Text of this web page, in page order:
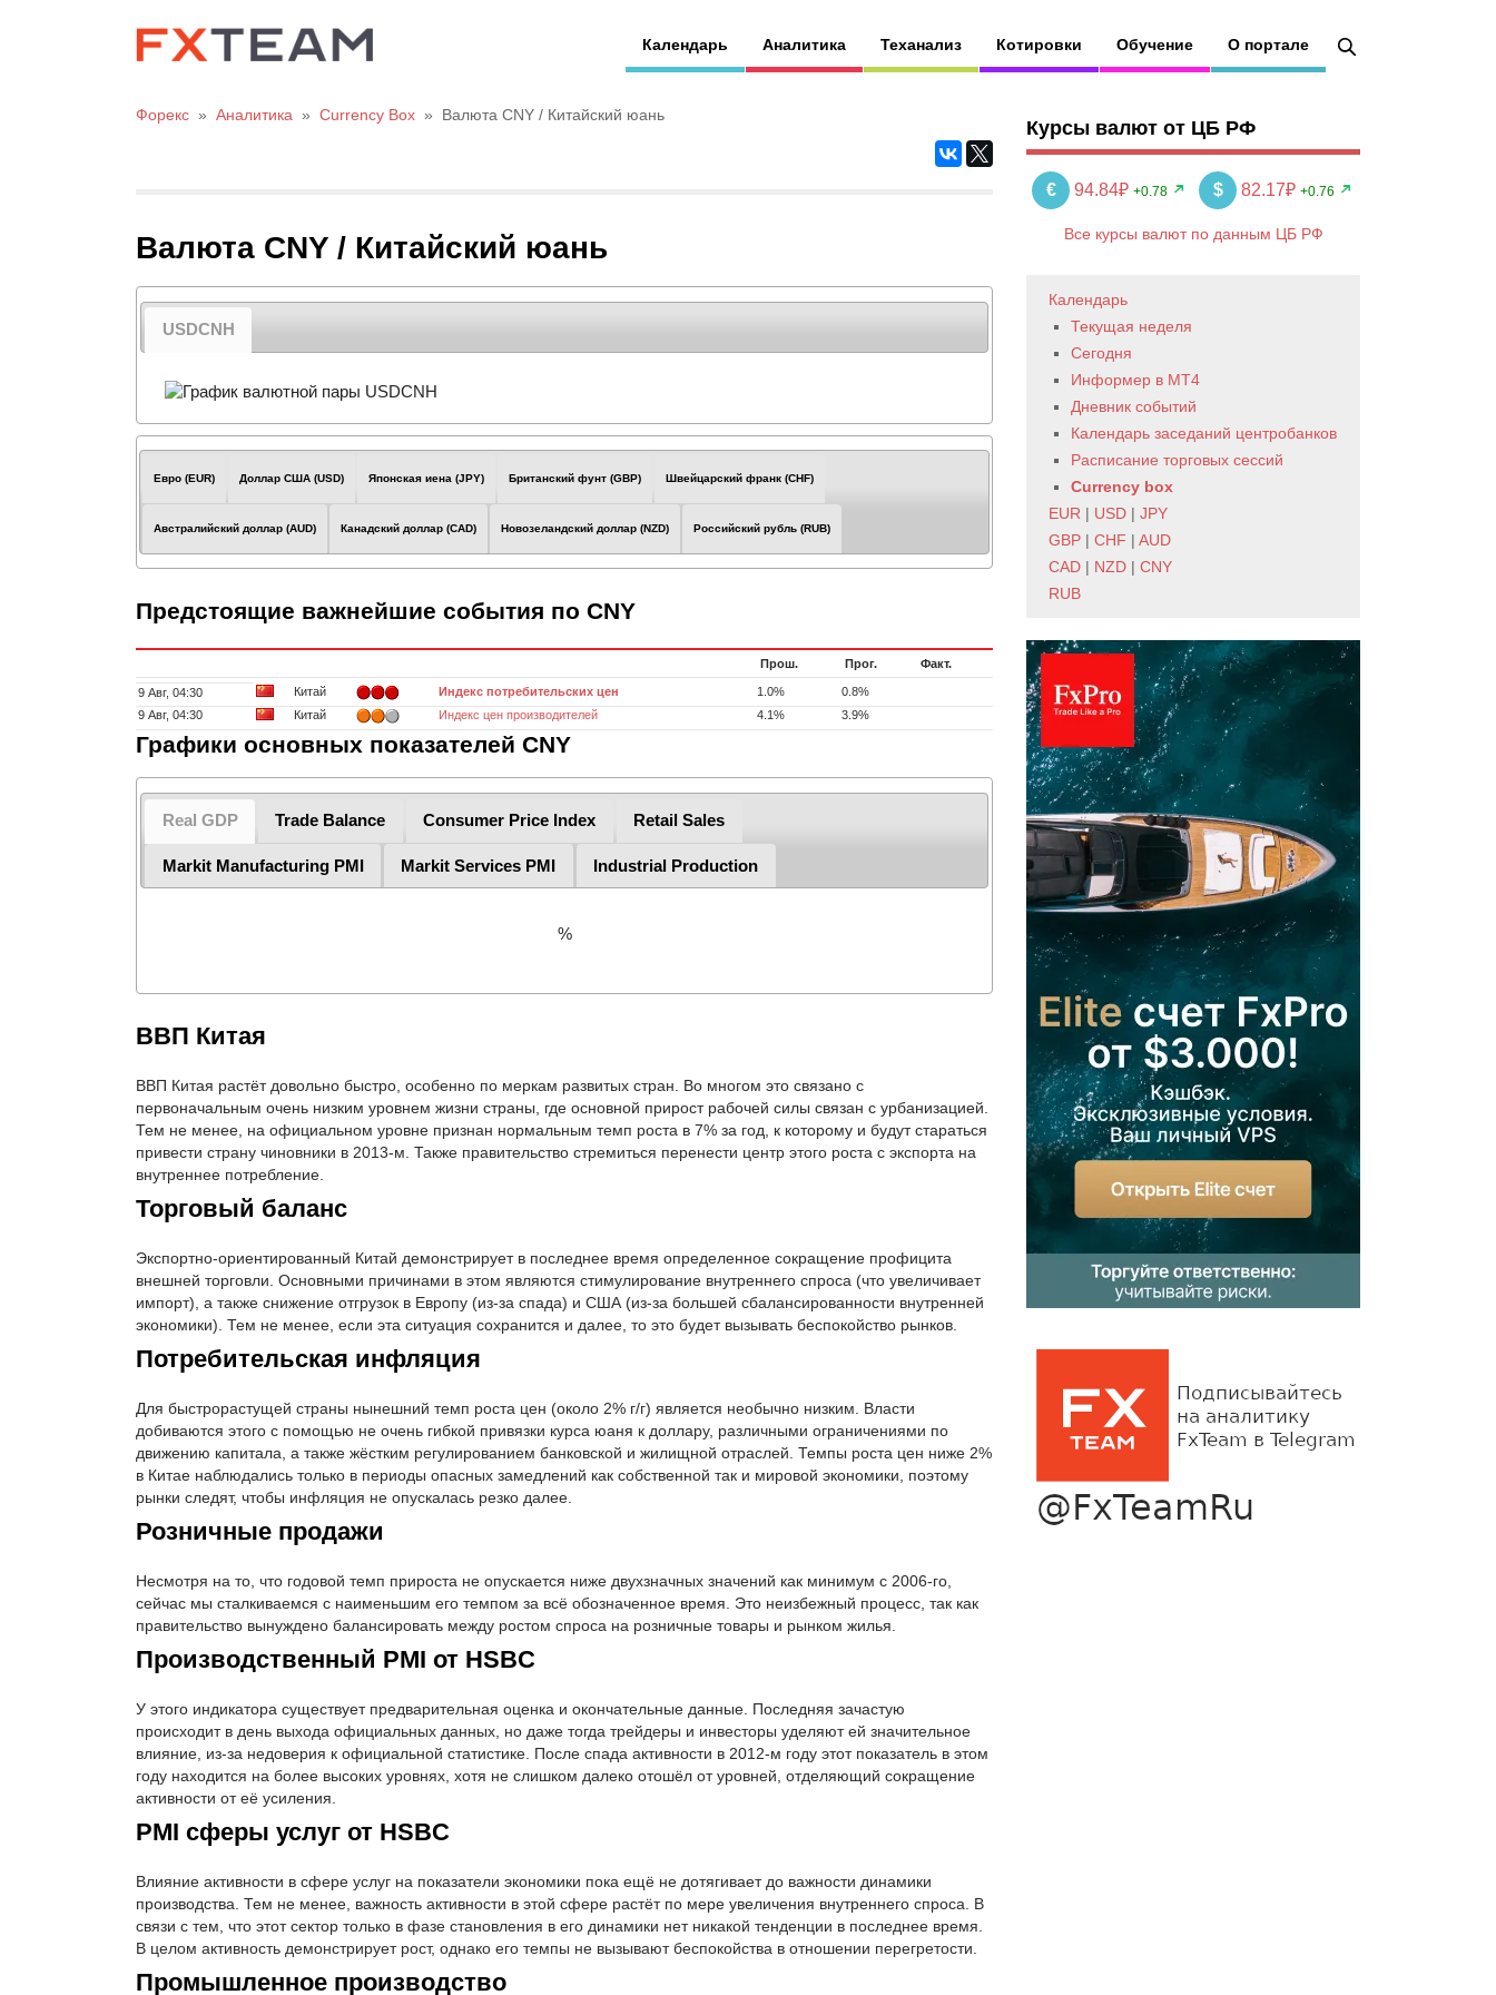
Календарь Аналитика Теханализ Котировки Обучение О портале
Форекс » Аналитика » Currency Box » Валюта CNY / Китайский юань
Валюта CNY / Китайский юань
USDCNH
Евро (EUR) Доллар США (USD) Японская иена (JPY) Британский фунт (GBP) Швейцарский франк (CHF)
Австралийский доллар (AUD) Канадский доллар (CAD) Новозеландский доллар (NZD) Российский рубль (RUB)
Предстоящие важнейшие события по CNY
Прош. Прог. Факт.
9 Авг, 04:30 Китай Индекс потребительских цен 1.0%
0.8%
9 Авг, 04:30
Китай Индекс цен производителей 4.1% 3.9%
Графики основных показателей CNY
Real GDP Trade Balance Consumer Price Index Retail Sales
Markit Manufacturing PMI Markit Services PMI Industrial Production
%
ВВП Китая
ВВП Китая растёт довольно быстро, особенно по меркам развитых стран. Во многом это связано с
первоначальным очень низким уровнем жизни страны, где основной прирост рабочей силы связан с урбанизацией.
Тем не менее, на официальном уровне признан нормальным темп роста в 7% за год, к которому и будут стараться
привести страну чиновники в 2013-м. Также правительство стремиться перенести центр этого роста с экспорта на
внутреннее потребление.
Торговый баланс
Экспортно-ориентированный Китай демонстрирует в последнее время определенное сокращение профицита
внешней торговли. Основными причинами в этом являются стимулирование внутреннего спроса (что увеличивает
импорт), а также снижение отгрузок в Европу (из-за спада) и США (из-за большей сбалансированности внутренней
экономики). Тем не менее, если эта ситуация сохранится и далее, то это будет вызывать беспокойство рынков.
Потребительская инфляция
Для быстрорастущей страны нынешний темп роста цен (около 2% г/г) является необычно низким. Власти
добиваются этого с помощью не очень гибкой привязки курса юаня к доллару, различными ограничениями по
движению капитала, а также жёстким регулированием банковской и жилищной отраслей. Темпы роста цен ниже 2%
в Китае наблюдались только в периоды опасных замедлений как собственной так и мировой экономики, поэтому
рынки следят, чтобы инфляция не опускалась резко далее.
Розничные продажи
Несмотря на то, что годовой темп прироста не опускается ниже двухзначных значений как минимум с 2006-го,
сейчас мы сталкиваемся с наименьшим его темпом за всё обозначенное время. Это неизбежный процесс, так как
правительство вынуждено балансировать между ростом спроса на розничные товары и рынком жилья.
Производственный PMI от HSBC
У этого индикатора существует предварительная оценка и окончательные данные. Последняя зачастую
происходит в день выхода официальных данных, но даже тогда трейдеры и инвесторы уделяют ей значительное
влияние, из-за недоверия к официальной статистике. После спада активности в 2012-м году этот показатель в этом
году находится на более высоких уровнях, хотя не слишком далеко отошёл от уровней, отделяющий сокращение
активности от её усиления.
PMI сферы услуг от HSBC
Влияние активности в сфере услуг на показатели экономики пока ещё не дотягивает до важности динамики
производства. Тем не менее, важность активности в этой сфере растёт по мере увеличения внутреннего спроса. В
связи с тем, что этот сектор только в фазе становления в его динамики нет никакой тенденции в последнее время.
В целом активность демонстрирует рост, однако его темпы не вызывают беспокойства в отношении перегретости.
Промышленное производство
Курсы валют от ЦБ РФ
€ 94.84₽ +0.78 $ 82.17₽ +0.76
Все курсы валют по данным ЦБ РФ
Календарь
Текущая неделя
Сегодня
Информер в MT4
Дневник событий
Календарь заседаний центробанков
Расписание торговых сессий
Currency box
EUR | USD | JPY
GBP | CHF | AUD
CAD | NZD | CNY
RUB